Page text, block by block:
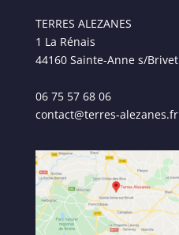
TERRES ALEZANES
1 La Rénais
44160 Sainte-Anne s/Brivet
06 75 57 68 06
contact@terres-alezanes.fr